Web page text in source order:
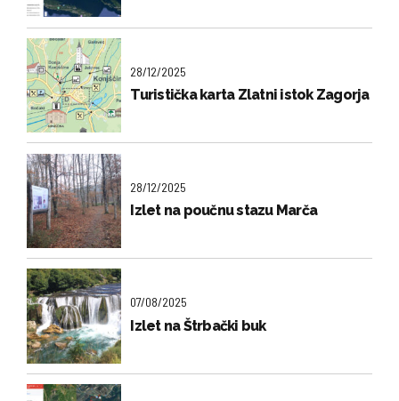
28/12/2025
Turistička karta Zlatni istok Zagorja
28/12/2025
Izlet na poučnu stazu Marča
07/08/2025
Izlet na Štrbački buk